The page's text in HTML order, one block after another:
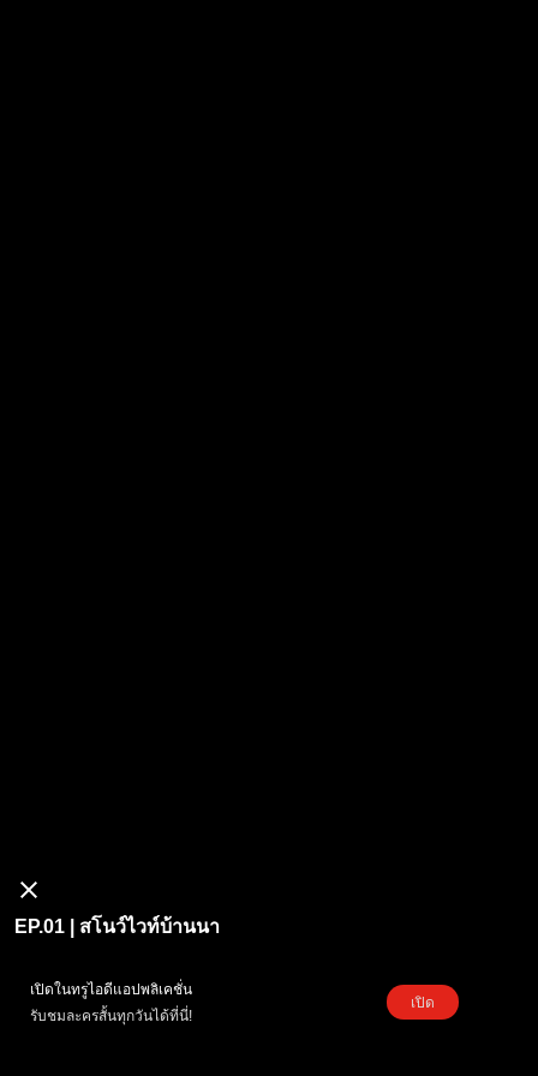
EP.01 | สโนว์ไวท์บ้านนา
เปิดในทรูไอดีแอปพลิเคชั่น
รับชมละครสั้นทุกวันได้ที่นี่!
เปิด